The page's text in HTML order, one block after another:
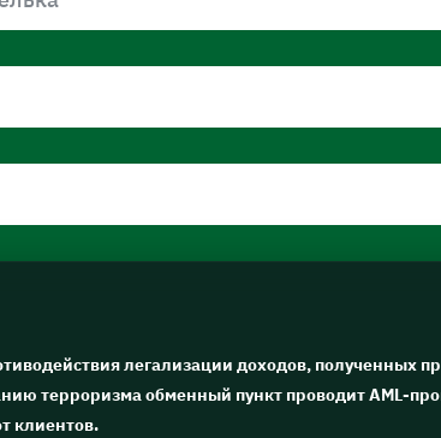
легализации доходов, полученных
терроризма обменный пункт проводит AML-
клиентов.